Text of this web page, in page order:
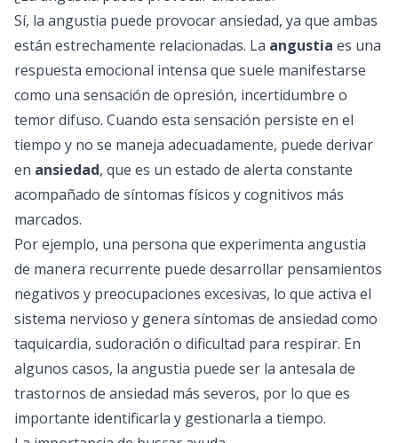
Sí, la angustia puede provocar ansiedad, ya que ambas
están estrechamente relacionadas. La angustia es una
respuesta emocional intensa que suele manifestarse
como una sensación de opresión, incertidumbre o
temor difuso. Cuando esta sensación persiste en el
tiempo y no se maneja adecuadamente, puede derivar
en ansiedad, que es un estado de alerta constante
acompañado de síntomas físicos y cognitivos más
marcados.
Por ejemplo, una persona que experimenta angustia
de manera recurrente puede desarrollar pensamientos
negativos y preocupaciones excesivas, lo que activa el
sistema nervioso y genera síntomas de ansiedad como
taquicardia, sudoración o dificultad para respirar. En
algunos casos, la angustia puede ser la antesala de
trastornos de ansiedad más severos, por lo que es
importante identificarla y gestionarla a tiempo.